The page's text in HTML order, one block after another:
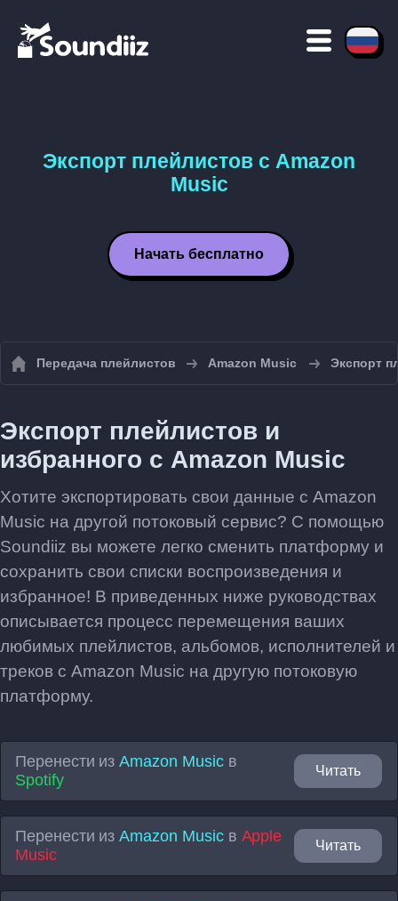
Экспорт плейлистов с Amazon
Music
Начать бесплатно
Передача плейлистов Amazon Music Экспорт
Экспорт плейлистов и
избранного с Amazon Music
Хотите экспортировать свои данные с Amazon
Music на другой потоковый сервис? С помощью
Soundiiz вы можете легко сменить платформу и
сохранить свои списки воспроизведения и
избранное! В приведенных ниже руководствах
описывается процесс перемещения ваших
любимых плейлистов, альбомов, исполнителей и
треков с Amazon Music на другую потоковую
платформу.
Перенести изAmazon Musicв
Spotify
Читать
Перенести изAmazon Musicв Apple
Music
Читать